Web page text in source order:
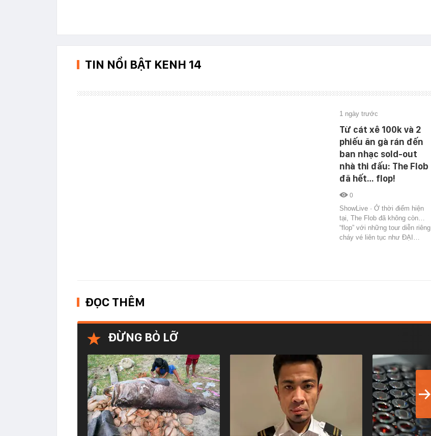
TIN NỔI BẬT KENH 14
1 ngày trước
Từ cát xê 100k và 2
phiếu ăn gà rán đến
ban nhạc sold-out
nhà thi đấu: The Flob
đã hết… flop!
0
ShowLive · Ở thời điểm hiện
tại, The Flob đã không còn…
“flop” với những tour diễn riêng
cháy vé liên tục như ĐẠI…
ĐỌC THÊM
ĐỪNG BỎ LỠ